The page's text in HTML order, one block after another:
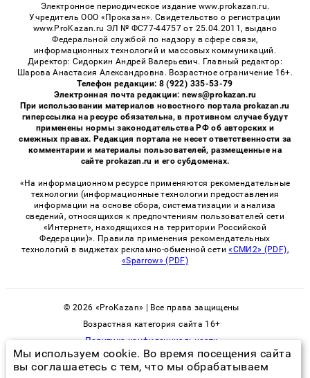
Электронное периодическое издание www.prokazan.ru.
Учредитель ООО «Проказан». Cвидетельство о регистрации
www.ProKazan.ru ЭЛ № ФС77-44757 от 25.04.2011, выдано
Федеральной службой по надзору в сфере связи,
информационных технологий и массовых коммуникаций.
Директор: Сидоркин Андрей Валерьевич. Главный редактор:
Шарова Анастасия Александровна. Возрастное ограничение 16+.
Телефон редакции: 8 (922) 335-53-79
Электронная почта редакции: news@prokazan.ru
При использовании материалов новостного портала prokazan.ru
гиперссылка на ресурс обязательна, в противном случае будут
применены нормы законодательства РФ об авторских и
смежных правах. Редакция портала не несет ответственности за
комментарии и материалы пользователей, размещенные на
сайте prokazan.ru и его субдоменах.
«На информационном ресурсе применяются рекомендательные
технологии (информационные технологии предоставления
информации на основе сбора, систематизации и анализа
сведений, относящихся к предпочтениям пользователей сети
«Интернет», находящихся на территории Российской
Федерации)». Правила применения рекомендательных
технологий в виджетах рекламно-обменной сети«СМИ2» (PDF),
«Sparrow» (PDF)
© 2026 «ProKazan» | Все права защищены
Возрастная категория сайта 16+
Политика конфиденциальности
Мы используем cookie. Во время посещения сайта
вы соглашаетесь с тем, что мы обрабатываем